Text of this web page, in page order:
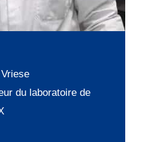
du laboratoire de